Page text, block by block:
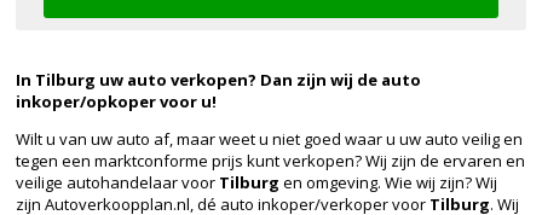
In Tilburg uw auto verkopen? Dan zijn wij de auto
inkoper/opkoper voor u!
Wilt u van uw auto af, maar weet u niet goed waar u uw auto veilig en
tegen een marktconforme prijs kunt verkopen? Wij zijn de ervaren en
veilige autohandelaar voor Tilburg en omgeving. Wie wij zijn? Wij
zijn Autoverkoopplan.nl, dé auto inkoper/verkoper voor Tilburg. Wij